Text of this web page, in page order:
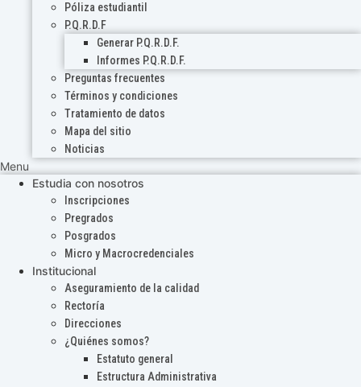
Póliza estudiantil
P.Q.R.D.F
Generar P.Q.R.D.F.
Informes P.Q.R.D.F.
Preguntas frecuentes
Términos y condiciones
Tratamiento de datos
Mapa del sitio
Noticias
Menu
Estudia con nosotros
Inscripciones
Pregrados
Posgrados
Micro y Macrocredenciales
Institucional
Aseguramiento de la calidad
Rectoría
Direcciones
¿Quiénes somos?
Estatuto general
Estructura Administrativa